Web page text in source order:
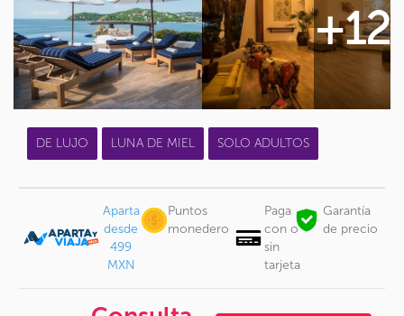
+12
DE LUJO LUNA DE MIEL SOLO ADULTOS
Aparta
desde
499
MXN
Puntos
monedero
Paga
con o
sin
tarjeta
Garantía
de precio